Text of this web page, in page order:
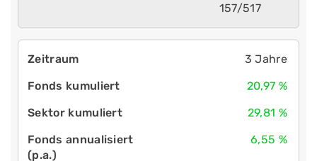
157/517
3 Jahre
20,97 %
29,81 %
6,55 %